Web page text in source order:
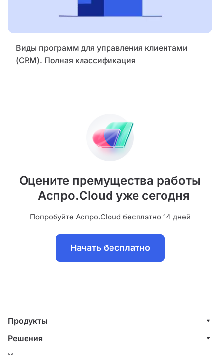
Виды программ для управления клиентами
(CRM). Полная классификация
Оцените премущества работы
Аспро.Cloud уже сегодня
Попробуйте Аспро.Cloud бесплатно 14 дней
Начать бесплатно
Продукты
Управление клиентами (CRM)
Решения